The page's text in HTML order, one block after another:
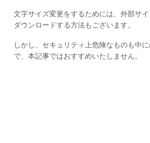
文字サイズ変更をするためには、外部サ
ダウンロードする方法もございます。
しかし、セキュリティ上危険なものも中
で、本記事ではおすすめいたしません。